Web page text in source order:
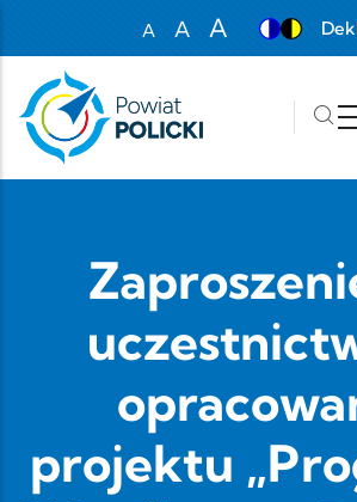
A
Set font size to 100%
A
A
projektu